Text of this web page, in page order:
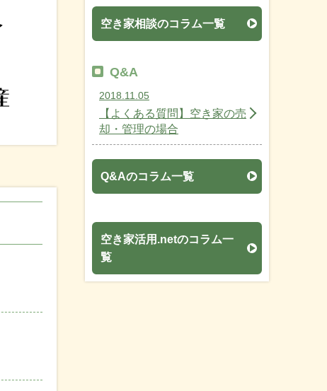
空き家相談のコラム一覧
Q&A
2018.11.05
【よくある質問】空き家の売
却・管理の場合
Q&Aのコラム一覧
空き家活用.netのコラム一
覧